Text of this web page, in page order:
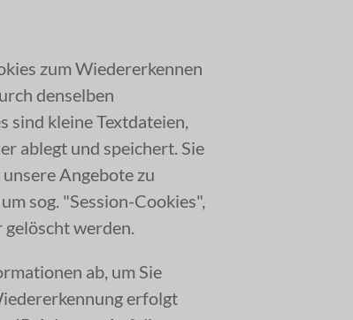
zum Wiedererkennen
denselben
sind kleine Textdateien,
ablegt und speichert. Sie
Angebote zu
sog. "Session-Cookies",
gelöscht werden.
ab, um Sie
erfolgt